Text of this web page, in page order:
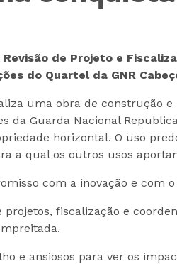
de Projeto e
do Quartel da GNR
uma obra de construção
da Guarda Nacional
horizontal. O uso
a qual os outros usos
com a inovação e com
projetos, fiscalização e
e ansiosos para ver os